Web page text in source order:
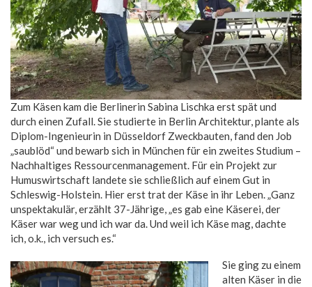
Zum Käsen kam die Berlinerin Sabina Lischka erst spät und
durch einen Zufall. Sie studierte in Berlin Architektur, plante als
Diplom-Ingenieurin in Düsseldorf Zweckbauten, fand den Job
„saublöd“ und bewarb sich in München für ein zweites Studium –
Nachhaltiges Ressourcenmanagement. Für ein Projekt zur
Humuswirtschaft landete sie schließlich auf einem Gut in
Schleswig-Holstein. Hier erst trat der Käse in ihr Leben. „Ganz
unspektakulär, erzählt 37-Jährige, „es gab eine Käserei, der
Käser war weg und ich war da. Und weil ich Käse mag, dachte
ich, o.k., ich versuch es.“
Sie ging zu einem
alten Käser in die